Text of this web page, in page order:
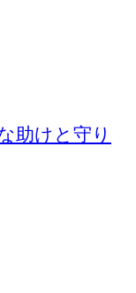
助けと守り